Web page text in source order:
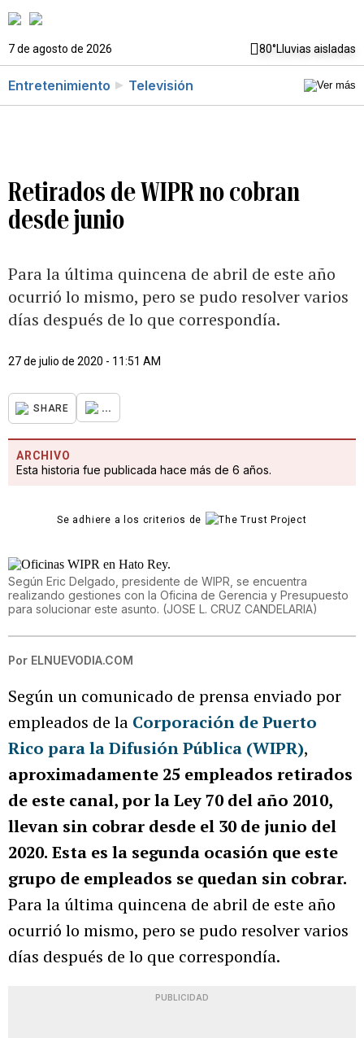
7 de agosto de 2026 80°Lluvias aisladas
Entretenimiento Televisión
Retirados de WIPR no cobran
desde junio
Para la última quincena de abril de este año
ocurrió lo mismo, pero se pudo resolver varios
días después de lo que correspondía.
27 de julio de 2020 - 11:51 AM
SHARE ...
ARCHIVO
Esta historia fue publicada hace más de 6 años.
Se adhiere a los criterios de
Según Eric Delgado, presidente de WIPR, se encuentra
realizando gestiones con la Oficina de Gerencia y Presupuesto
para solucionar este asunto. (JOSE L. CRUZ CANDELARIA)
Por ELNUEVODIA.COM
Según un comunicado de prensa enviado por
empleados de la Corporación de Puerto
Rico para la Difusión Pública (WIPR),
aproximadamente 25 empleados retirados
de este canal, por la Ley 70 del año 2010,
llevan sin cobrar desde el 30 de junio del
2020. Esta es la segunda ocasión que este
grupo de empleados se quedan sin cobrar.
Para la última quincena de abril de este año
ocurrió lo mismo, pero se pudo resolver varios
días después de lo que correspondía.
PUBLICIDAD